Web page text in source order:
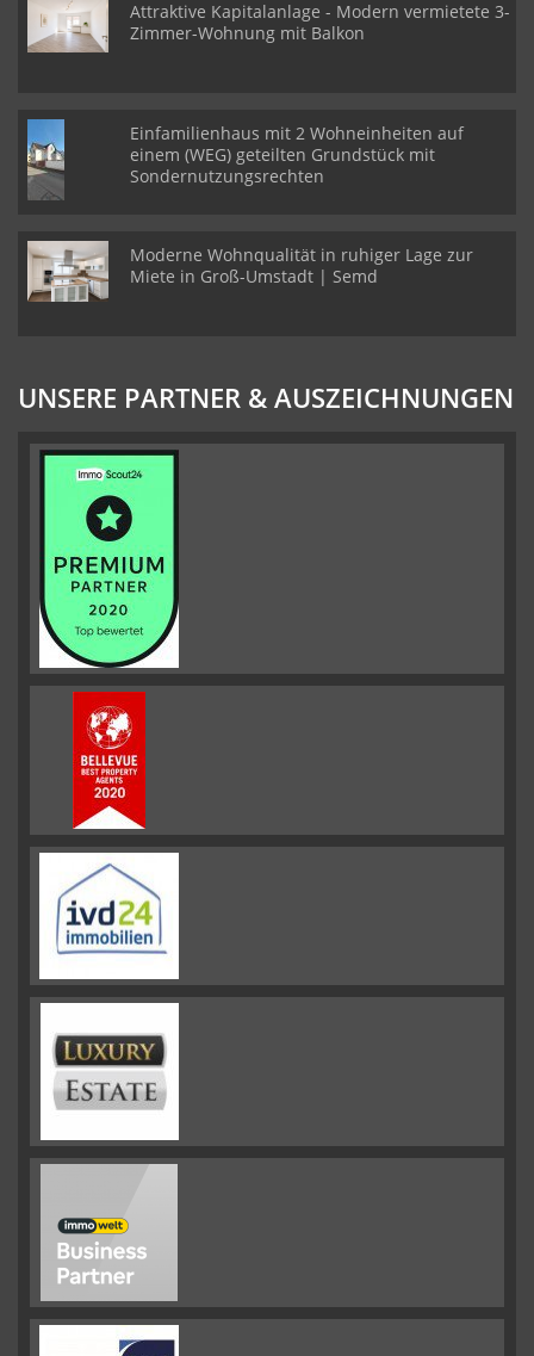
Attraktive Kapitalanlage - Modern vermietete 3-
Zimmer-Wohnung mit Balkon
Einfamilienhaus mit 2 Wohneinheiten auf
einem (WEG) geteilten Grundstück mit
Sondernutzungsrechten
Moderne Wohnqualität in ruhiger Lage zur
Miete in Groß-Umstadt | Semd
UNSERE PARTNER & AUSZEICHNUNGEN